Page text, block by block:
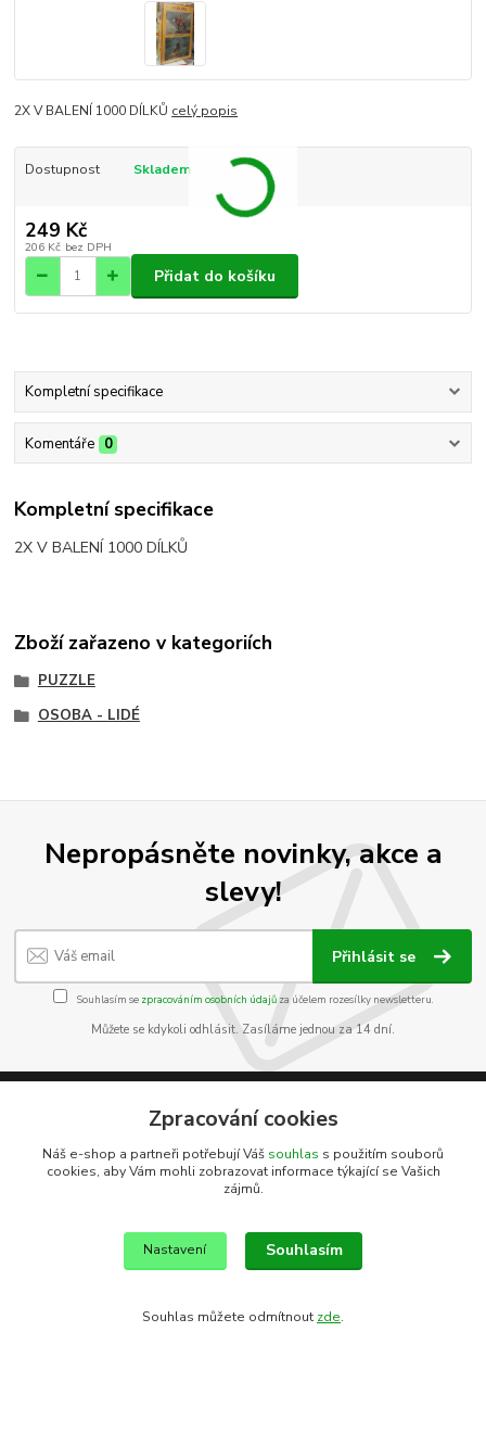
2X V BALENÍ 1000 DÍLKŮ celý popis
Dostupnost Skladem
249 Kč
206 Kč bez DPH
Přidat do košíku
Kompletní specifikace
Komentáře 0
Kompletní specifikace
2X V BALENÍ 1000 DÍLKŮ
Zboží zařazeno v kategoriích
PUZZLE
OSOBA - LIDÉ
Nepropásněte novinky, akce a
slevy!
Přihlásit se
Souhlasím se zpracováním osobních údajůza účelem rozesílky newsletteru.
Můžete se kdykoli odhlásit. Zasíláme jednou za 14 dní.
Informace pro zákazníky
O nás
Zpracování cookies
Náš e-shop a partneři potřebují Váš souhlas s použitím souborů
cookies, aby Vám mohli zobrazovat informace týkající se Vašich
zájmů.
Nastavení Souhlasím
Souhlas můžete odmítnout zde.